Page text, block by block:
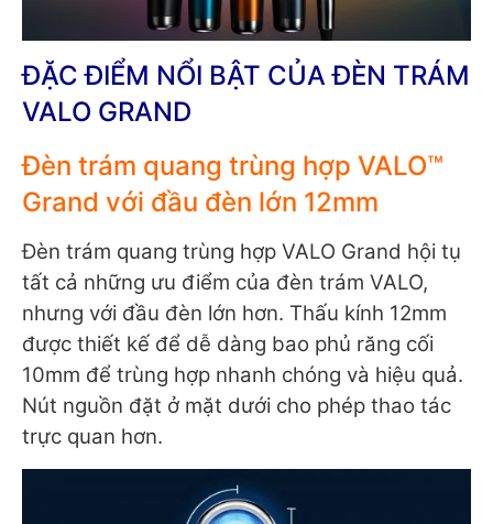
ĐẶC ĐIỂM NỔI BẬT CỦA ĐÈN TRÁM
VALO GRAND
Đèn trám quang trùng hợp VALO™
Grand với đầu đèn lớn 12mm
Đèn trám quang trùng hợp VALO Grand hội tụ
tất cả những ưu điểm của đèn trám VALO,
nhưng với đầu đèn lớn hơn. Thấu kính 12mm
được thiết kế để dễ dàng bao phủ răng cối
10mm để trùng hợp nhanh chóng và hiệu quả.
Nút nguồn đặt ở mặt dưới cho phép thao tác
trực quan hơn.